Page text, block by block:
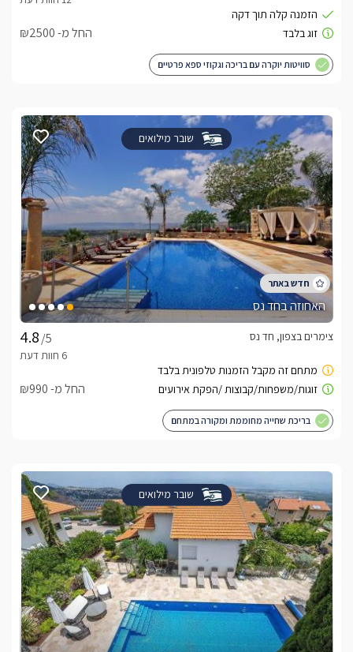
החל מ- ₪2500
סוויטות יוקרה עם בריכה וגקוזי ספא פרטיים
שובר מילואים
האחוזה בחד נס
/5
צימרים בצפון, חד נס
החל מ- ₪990
בריכת שחייה מחוממת ומקורה במתחם
שובר מילואים